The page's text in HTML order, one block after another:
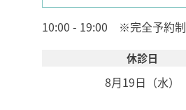
10:00 - 19:00 ※完全予約制
休診日
8月19日（水）